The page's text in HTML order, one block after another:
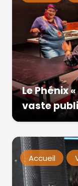
Le Phénix
vaste
Accueil